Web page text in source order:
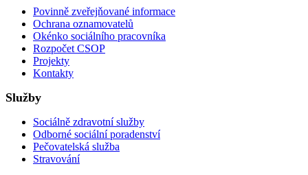
Povinně zveřejňované informace
Ochrana oznamovatelů
Okénko sociálního pracovníka
Rozpočet CSOP
Projekty
Kontakty
Služby
Sociálně zdravotní služby
Odborné sociální poradenství
Pečovatelská služba
Stravování